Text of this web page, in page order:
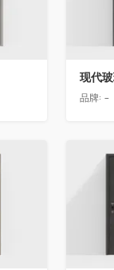
现代
品牌: -
收藏